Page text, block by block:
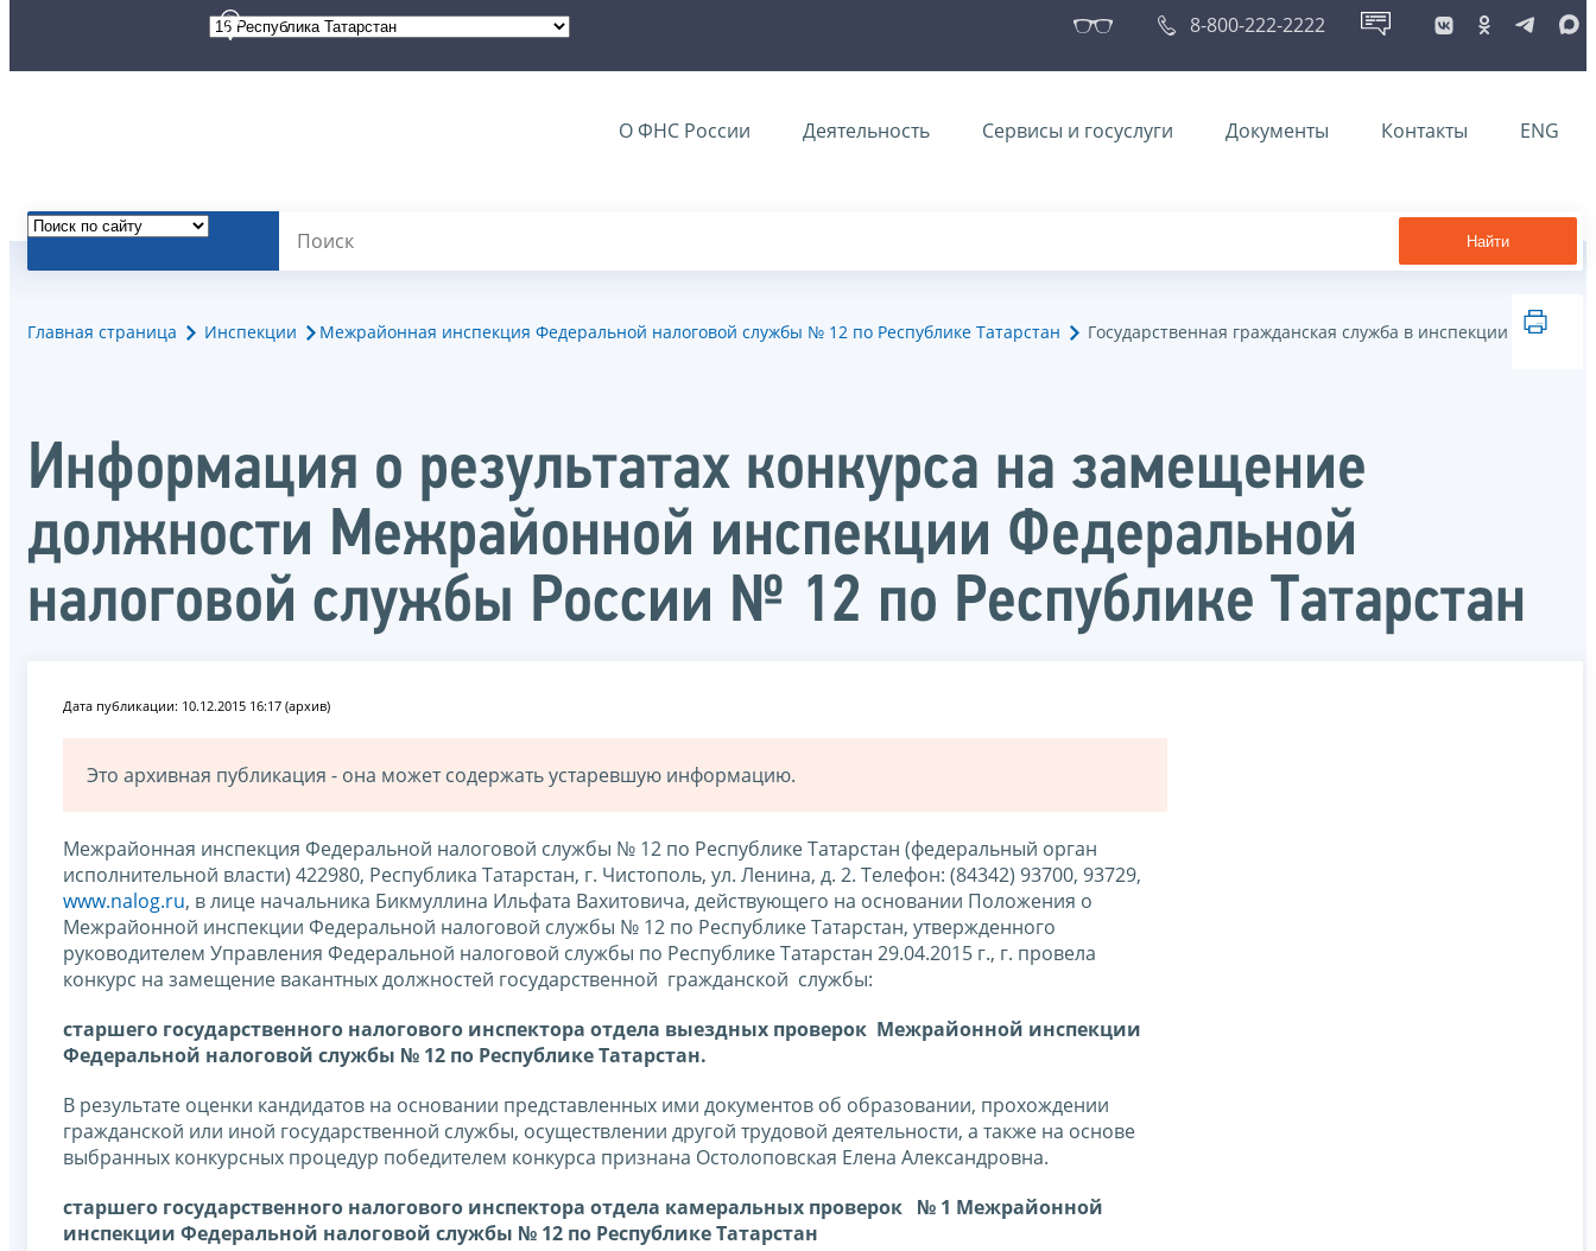
8-800-222-2222
О ФНС России Деятельность Сервисы и госуслуги Документы Контакты ENG
Найти
Главная страница Инспекции Межрайонная инспекция Федеральной налоговой службы № 12 по Республике Татарстан Государственная гражданская служба в инспекции
Информация о результатах конкурса на замещение
должности Межрайонной инспекции Федеральной
налоговой службы России № 12 по Республике Татарстан
Дата публикации: 10.12.2015 16:17 (архив)
Это архивная публикация - она может содержать устаревшую информацию.
Межрайонная инспекция Федеральной налоговой службы № 12 по Республике Татарстан (федеральный орган
исполнительной власти) 422980, Республика Татарстан, г. Чистополь, ул. Ленина, д. 2. Телефон: (84342) 93700, 93729,
www.nalog.ru, в лице начальника Бикмуллина Ильфата Вахитовича, действующего на основании Положения о
Межрайонной инспекции Федеральной налоговой службы № 12 по Республике Татарстан, утвержденного
руководителем Управления Федеральной налоговой службы по Республике Татарстан 29.04.2015 г., г. провела
конкурс на замещение вакантных должностей государственной гражданской службы:
старшего государственного налогового инспектора отдела выездных проверок Межрайонной инспекции
Федеральной налоговой службы № 12 по Республике Татарстан.
В результате оценки кандидатов на основании представленных ими документов об образовании, прохождении
гражданской или иной государственной службы, осуществлении другой трудовой деятельности, а также на основе
выбранных конкурсных процедур победителем конкурса признана Остолоповская Елена Александровна.
старшего государственного налогового инспектора отдела камеральных проверок № 1 Межрайонной
инспекции Федеральной налоговой службы № 12 по Республике Татарстан